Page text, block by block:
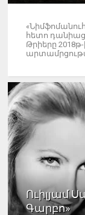
հետո
Թրիերը
Ուիլյամ
Գարբո»